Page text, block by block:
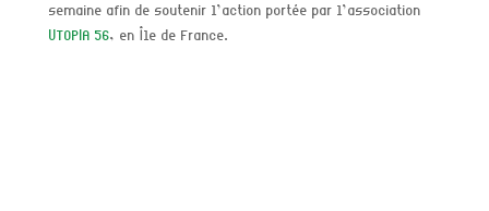
semaine afin de soutenir l’action portée par l’association
UTOPIA 56, en Île de France.